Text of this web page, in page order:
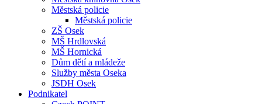
Městská policie
Městská policie
ZŠ Osek
MŠ Hrdlovská
MŠ Hornická
Dům dětí a mládeže
Služby města Oseka
JSDH Osek
Podnikatel